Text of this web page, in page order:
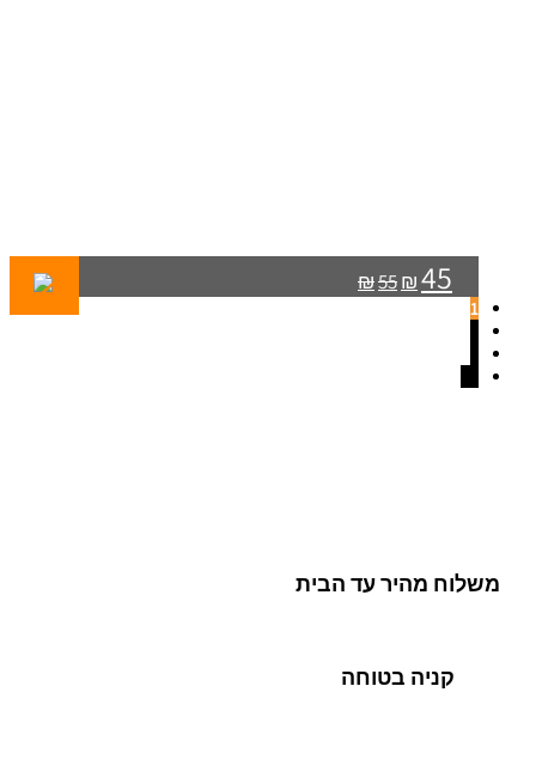
₪55₪45
1
משלוח מהיר עד הבית
קניה בטוחה